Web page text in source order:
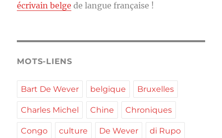
écrivain belge de langue française !
MOTS-LIENS
Bart De Wever belgique Bruxelles
Charles Michel Chine Chroniques
Congo culture De Wever di Rupo